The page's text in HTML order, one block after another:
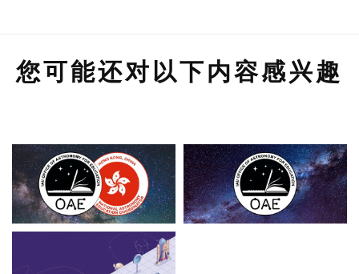
您可能还对以下内容感兴趣